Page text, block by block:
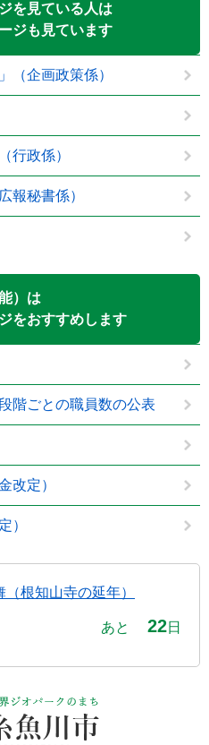
を見ている人は
ジも見ています
（企画政策係）
行政係）
報秘書係）
）は
をおすすめします
階ごとの職員数の公表
改定）
）
（根知山寺の延年）
あと 22日